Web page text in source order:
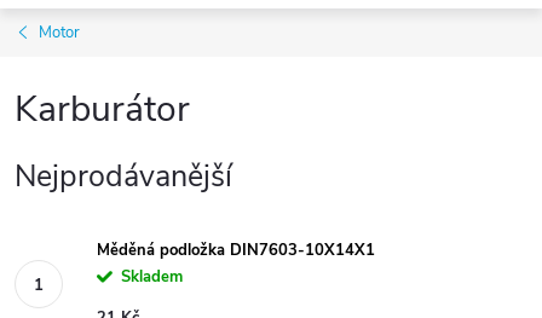
Motor
Karburátor
Nejprodávanější
Měděná podložka DIN7603-10X14X1
Skladem